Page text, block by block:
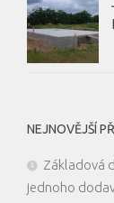
NEJNOVĚJŠÍ
Základová
jednoho